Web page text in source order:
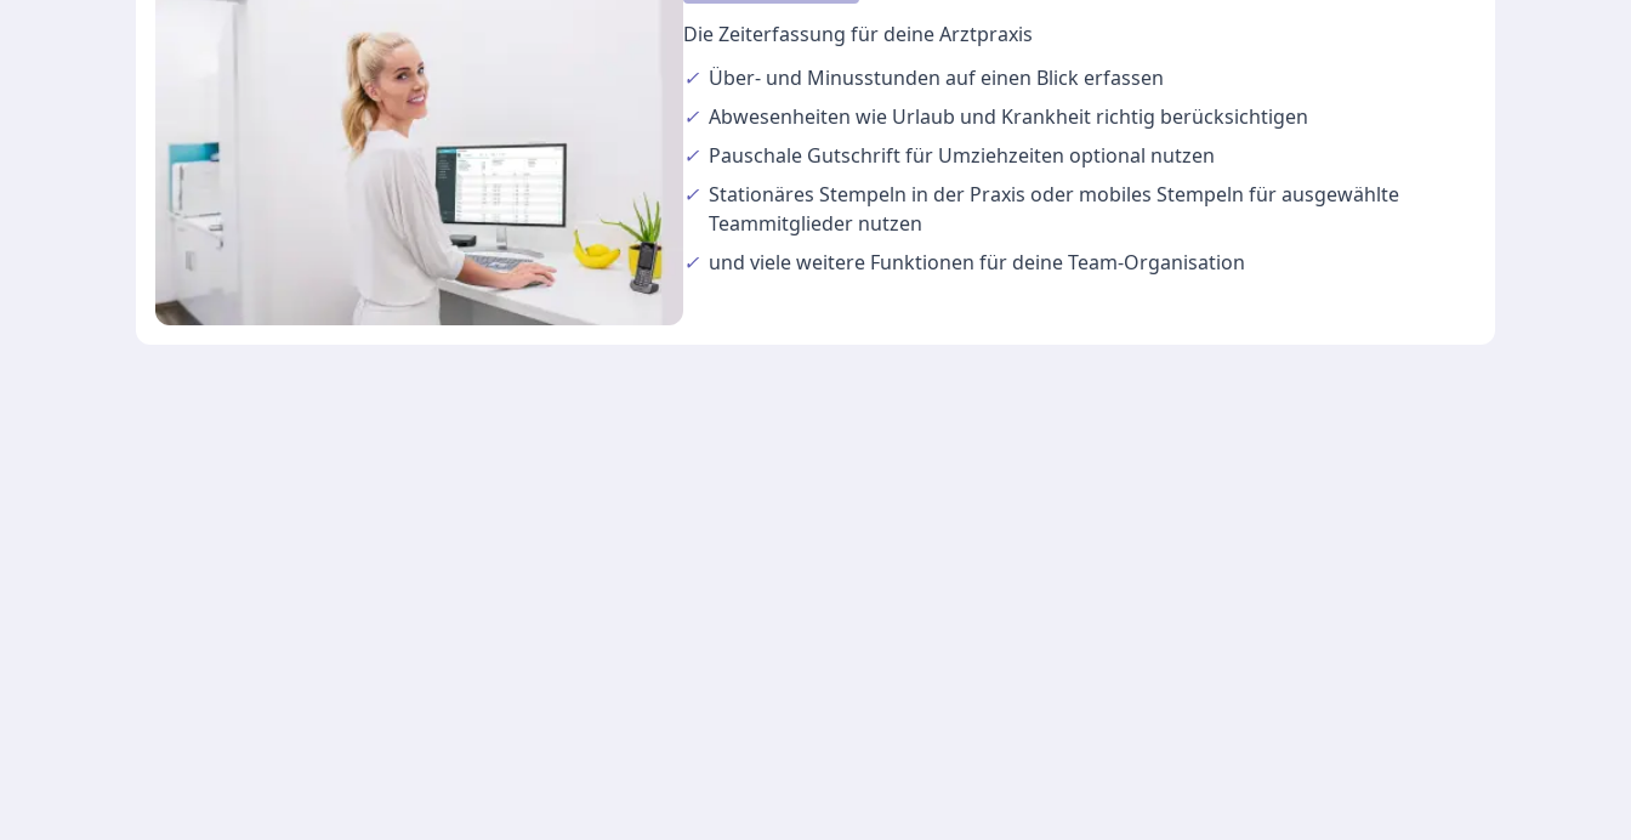
Die Zeiterfassung für deine Arztpraxis
✓ Über- und Minusstunden auf einen Blick erfassen
✓ Abwesenheitenwie Urlaub und Krankheit richtig berücksichtigen
✓ Pauschale Gutschriftfür Umziehzeiten optional nutzen
✓ Stationäres Stempeln in der Praxis oder mobiles Stempeln für ausgewählte
Teammitglieder nutzen
✓ und vieleweitere Funktionenfür deine Team-Organisation